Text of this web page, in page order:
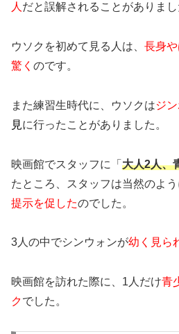
人 だと誤解されることがありまし
ウソクを初めて見る人は、 長身
驚く のです。
また練習生時代に、ウソクはジ
見に行ったことがありました。
映画館でスタッフに「 大人2人、
たところ、スタッフは当然のよう
提示を促したのでした。
3人の中でシンウォンが幼く見ら
映画館を訪れた際に、1人だけ青
クでした。